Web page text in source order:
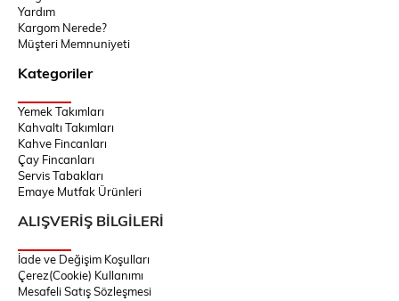
Yardım
Kargom Nerede?
Müşteri Memnuniyeti
Kategoriler
Yemek Takımları
Kahvaltı Takımları
Kahve Fincanları
Çay Fincanları
Servis Tabakları
Emaye Mutfak Ürünleri
ALIŞVERİŞ BİLGİLERİ
İade ve Değişim Koşulları
Çerez(Cookie) Kullanımı
Mesafeli Satış Sözleşmesi